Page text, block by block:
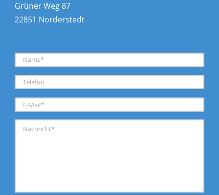
Grüner Weg 87
22851 Norderstedt